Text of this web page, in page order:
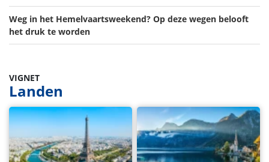
Weg in het Hemelvaartsweekend? Op deze wegen belooft
het druk te worden
VIGNET
Landen